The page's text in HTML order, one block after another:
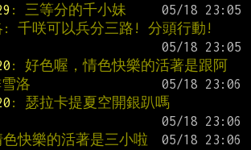
: 三等分的千小妹
千咲可以兵分三路! 分頭行動!
: 好色喔，情色快樂的活著是跟阿
洛
: 瑟拉卡提夏空開銀趴嗎
快樂的活著是三小啦